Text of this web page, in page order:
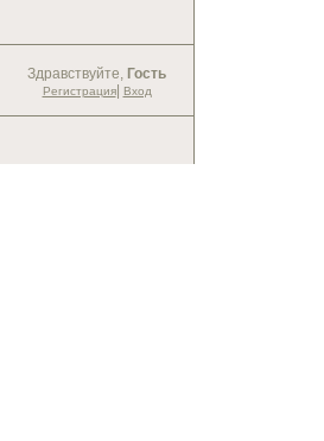
Здравствуйте, Гость
Регистрация| Вход